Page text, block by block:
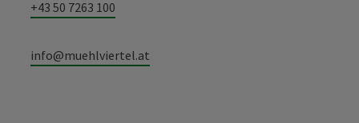
+43 50 7263 100
info@muehlviertel.at